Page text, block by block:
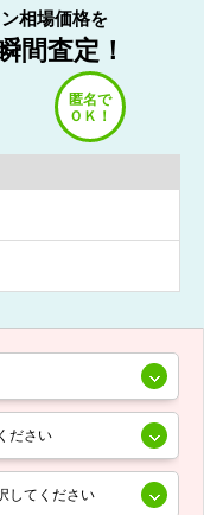
相場価格を
間査定！